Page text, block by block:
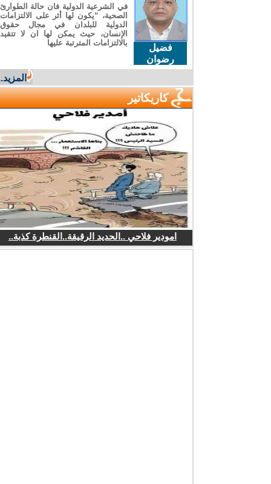
فضيل
رضوان
في الشرعية الدولية فان حالة الطوارئ
الصحية، “يكون لها أثر على الالتزامات
الدولية للبلدان في مجال حقوق
الإنسان، حيث يمكن لها ان لا تتقيد
بالالتزامات المترتبة عليها
المزيد...
كاريكاتير
امودير فلاحي ..الحديد الرقيقة..القنطرة كذبة..